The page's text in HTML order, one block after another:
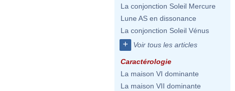
La conjonction Soleil Mercure
Lune AS en dissonance
La conjonction Soleil Vénus
+ Voir tous les articles
Caractérologie
La maison VI dominante
La maison VII dominante